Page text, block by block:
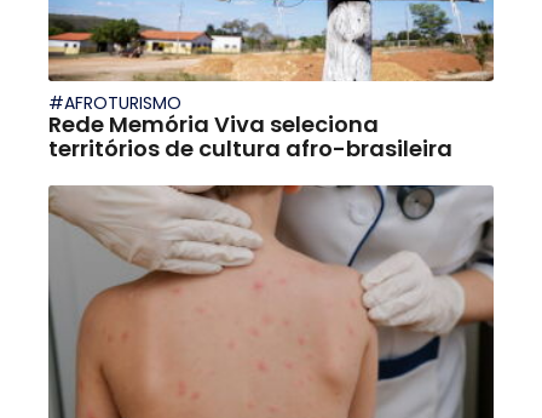
#AFROTURISMO
Rede Memória Viva seleciona
territórios de cultura afro-brasileira